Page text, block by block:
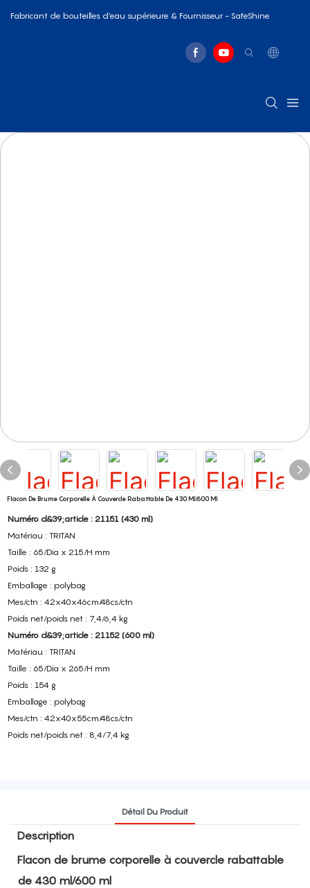
Fabricant de bouteilles d'eau supérieure & Fournisseur - SafeShine
Flacon De Brume Corporelle À Couvercle Rabattable De 430 Ml/600 Ml
Numéro d&39;article : 21151 (430 ml)
Matériau : TRITAN
Taille : 65/Dia x 215/H mm
Poids : 132 g
Emballage : polybag
Mes/ctn : 42x40x46cm/48cs/ctn
Poids net/poids net : 7,4/6,4 kg
Numéro d&39;article : 21152 (600 ml)
Matériau : TRITAN
Taille : 65/Dia x 265/H mm
Poids : 154 g
Emballage : polybag
Mes/ctn : 42x40x55cm/48cs/ctn
Poids net/poids net : 8,4/7,4 kg
Détail Du Produit
Description
Flacon de brume corporelle à couvercle rabattable
de 430 ml/600 ml